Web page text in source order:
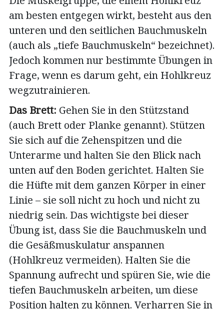
am besten entgegen wirkt, besteht aus den
unteren und den seitlichen Bauchmuskeln
(auch als „tiefe Bauchmuskeln“ bezeichnet).
Jedoch kommen nur bestimmte Übungen in
Frage, wenn es darum geht, ein Hohlkreuz
wegzutrainieren.
Das Brett: Gehen Sie in den Stützstand
(auch Brett oder Planke genannt). Stützen
Sie sich auf die Zehenspitzen und die
Unterarme und halten Sie den Blick nach
unten auf den Boden gerichtet. Halten Sie
die Hüfte mit dem ganzen Körper in einer
Linie – sie soll nicht zu hoch und nicht zu
niedrig sein. Das wichtigste bei dieser
Übung ist, dass Sie die Bauchmuskeln und
die Gesäßmuskulatur anspannen
(Hohlkreuz vermeiden). Halten Sie die
Spannung aufrecht und spüren Sie, wie die
tiefen Bauchmuskeln arbeiten, um diese
Position halten zu können. Verharren Sie in